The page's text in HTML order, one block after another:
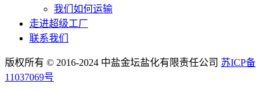
我们如何运输
走进超级工厂
联系我们
版权所有 © 2016-2024 中盐金坛盐化有限责任公司 苏ICP备
11037069号